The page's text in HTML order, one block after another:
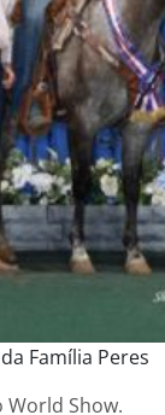
Família Peres
Show.